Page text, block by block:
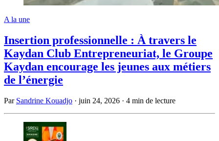
A la une
Insertion professionnelle : À travers le
Kaydan Club Entrepreneuriat, le Groupe
Kaydan encourage les jeunes aux métiers
de l’énergie
Par Sandrine Kouadjo · juin 24, 2026 · 4 min de lecture